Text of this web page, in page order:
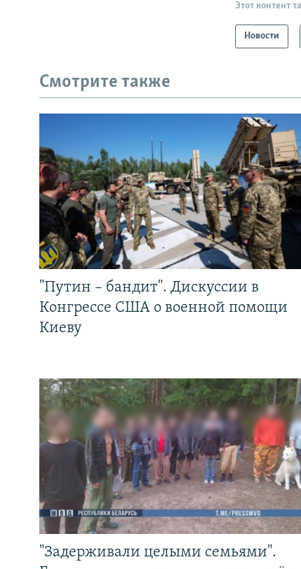
Этот контент
Новости
Смотрите также
"Путин – бандит". Дискуссии в
Конгрессе США о военной помощи
Киеву
"Задерживали целыми семьями".